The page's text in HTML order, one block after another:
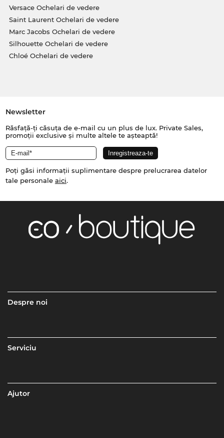
Versace Ochelari de vedere
Saint Laurent Ochelari de vedere
Marc Jacobs Ochelari de vedere
Silhouette Ochelari de vedere
Chloé Ochelari de vedere
Newsletter
Răsfață-ți căsuța de e-mail cu un plus de lux. Private Sales,
promoții exclusive și multe altele te așteaptă!
Poți găsi informații suplimentare despre prelucrarea datelor
tale personale aici.
Despre noi
Serviciu
Ajutor